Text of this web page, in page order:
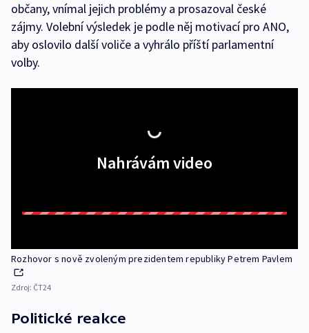
občany, vnímal jejich problémy a prosazoval české
zájmy. Volební výsledek je podle něj motivací pro ANO,
aby oslovilo další voliče a vyhrálo příští parlamentní
volby.
Nahrávám video
Rozhovor s nově zvoleným prezidentem republiky Petrem Pavlem
Zdroj: ČT24
Politické reakce